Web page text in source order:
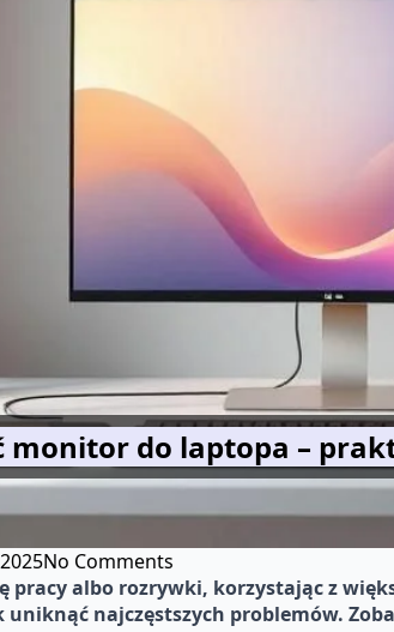
monitor do laptopa –
No Comments
pracy albo rozrywki, korzystając z
uniknąć najczęstszych problemów.